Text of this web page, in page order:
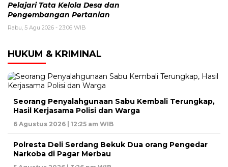
Pelajari Tata Kelola Desa dan
Pengembangan Pertanian
Rabu, 5 Agu 2026 - 23:06 WIB
HUKUM & KRIMINAL
Seorang Penyalahgunaan Sabu Kembali Terungkap,
Hasil Kerjasama Polisi dan Warga
6 Agustus 2026 | 12:25 am WIB
Polresta Deli Serdang Bekuk Dua orang Pengedar
Narkoba di Pagar Merbau